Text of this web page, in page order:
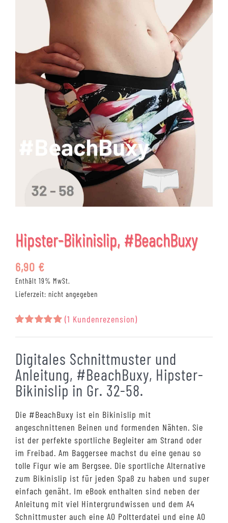
Hipster-Bikinislip, #BeachBuxy
6,90 €
Enthält 19% MwSt.
Lieferzeit: nicht angegeben
basierend
auf
Kundenbewertung
(1 Kundenrezension)
Digitales Schnittmuster und
Anleitung, #BeachBuxy, Hipster-
Bikinislip in Gr. 32-58.
Die #BeachBuxy ist ein Bikinislip mit
angeschnittenen Beinen und formenden Nähten. Sie
ist der perfekte sportliche Begleiter am Strand oder
im Freibad. Am Baggersee machst du eine genau so
tolle Figur wie am Bergsee. Die sportliche Alternative
zum Bikinislip ist für jeden Spaß zu haben und super
einfach genäht. Im eBook enthalten sind neben der
Anleitung mit viel Hintergrundwissen und dem A4
Schnittmuster auch eine A0 Poltterdatei und eine A0